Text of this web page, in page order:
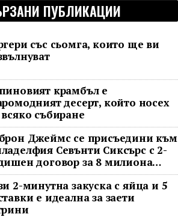
ПУБЛИКАЦИИ
със сьомга, които ще ви
крамбъл е
десерт, който носех
събиране
Джеймс се присъедини към
Севънти Сиксърс с 2-
договор за 8 милиона
2-минутна закуска с яйца и 5
е идеална за заети